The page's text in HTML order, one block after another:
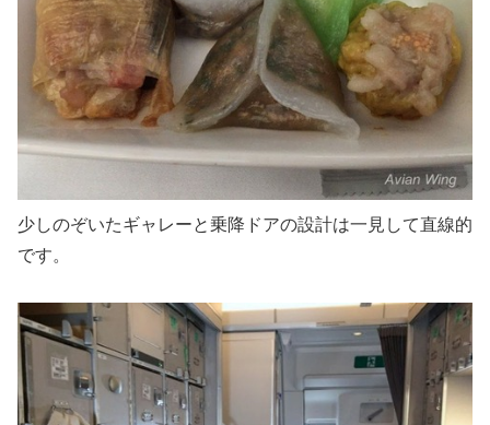
少しのぞいたギャレーと乗降ドアの設計は一見して直線的
です。